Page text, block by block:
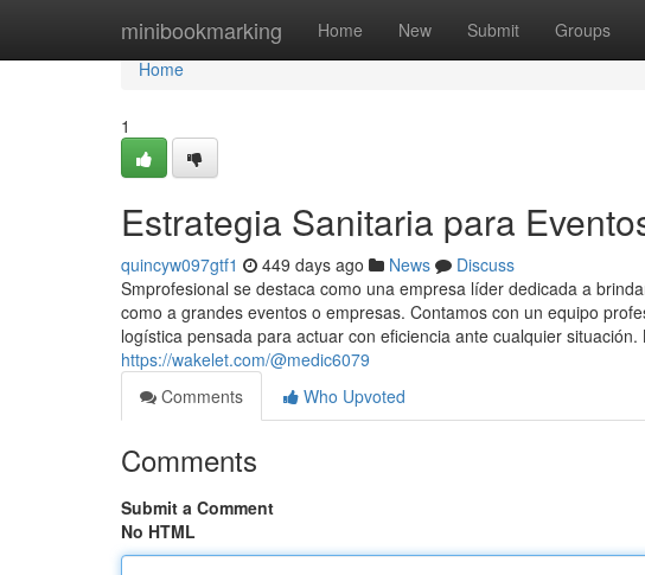
minibookmarking Home New Submit Groups
Home
Home
1
Estrategia Sanitaria para
quincyw097gtf1 449 days ago News
Discuss
Smprofesional se destaca como una empresa líder dedicada a
como a grandes eventos o empresas. Contamos con un equipo
logística pensada para actuar con eficiencia ante cualquier
https://wakelet.com/@medic6079
Comments
Who Upvoted
Comments
Submit a Comment
No HTML